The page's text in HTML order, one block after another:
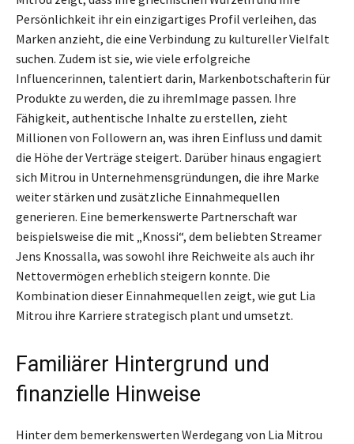
Persönlichkeit ihr ein einzigartiges Profil verleihen, das
Marken anzieht, die eine Verbindung zu kultureller Vielfalt
suchen. Zudem ist sie, wie viele erfolgreiche
Influencerinnen, talentiert darin, Markenbotschafterin für
Produkte zu werden, die zu ihremImage passen. Ihre
Fähigkeit, authentische Inhalte zu erstellen, zieht
Millionen von Followern an, was ihren Einfluss und damit
die Höhe der Verträge steigert. Darüber hinaus engagiert
sich Mitrou in Unternehmensgründungen, die ihre Marke
weiter stärken und zusätzliche Einnahmequellen
generieren. Eine bemerkenswerte Partnerschaft war
beispielsweise die mit „Knossi“, dem beliebten Streamer
Jens Knossalla, was sowohl ihre Reichweite als auch ihr
Nettovermögen erheblich steigern konnte. Die
Kombination dieser Einnahmequellen zeigt, wie gut Lia
Mitrou ihre Karriere strategisch plant und umsetzt.
Familiärer Hintergrund und
finanzielle Hinweise
Hinter dem bemerkenswerten Werdegang von Lia Mitrou